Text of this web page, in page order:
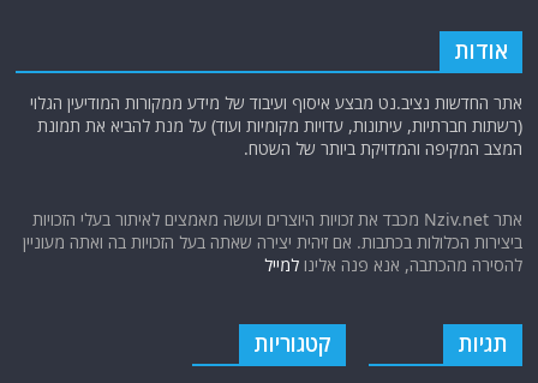
אודות
אתר החדשות נציב.נט מבצע איסוף ועיבוד של מידע ממקורות המודיעין הגלוי
(רשתות חברתיות, עיתונות, עדויות מקומיות ועוד) על מנת להביא את תמונת
המצב המקיפה והמדויקת ביותר של השטח.
אתר Nziv.net מכבד את זכויות היוצרים ועושה מאמצים לאיתור בעלי הזכויות
ביצירות הכלולות בכתבות. אם זיהית יצירה שאתה בעל הזכויות בה ואתה מעוניין
להסירה מהכתבה, אנא פנה אלינולמייל
תגיות קטגוריות